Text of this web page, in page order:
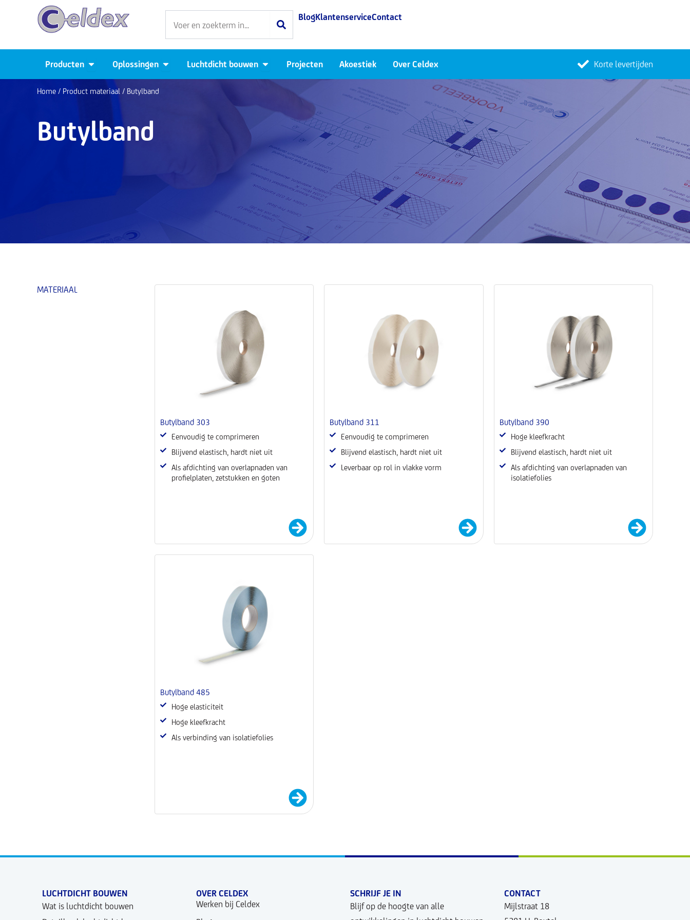
BlogKlantenserviceContact
Producten Open Producten
Oplossingen Open Oplossingen
Luchtdicht bouwen Open Luchtdicht bouwen
Projecten Akoestiek Over Celdex Korte levertijden
Home / Product materiaal / Butylband
Butylband
MATERIAAL
Butylband 303
Eenvoudig te comprimeren
Blijvend elastisch, hardt niet uit
Als afdichting van overlapnaden van
profielplaten, zetstukken en goten
Butylband 311
Eenvoudig te comprimeren
Blijvend elastisch, hardt niet uit
Leverbaar op rol in vlakke vorm
Butylband 390
Hoge kleefkracht
Blijvend elastisch, hardt niet uit
Als afdichting van overlapnaden van
isolatiefolies
Butylband 485
Hoge elasticiteit
Hoge kleefkracht
Als verbinding van isolatiefolies
LUCHTDICHT BOUWEN
Wat is luchtdicht bouwen
OVER CELDEX
Werken bij Celdex
SCHRIJF JE IN
Blijf op de hoogte van alle
CONTACT
Mijlstraat 18